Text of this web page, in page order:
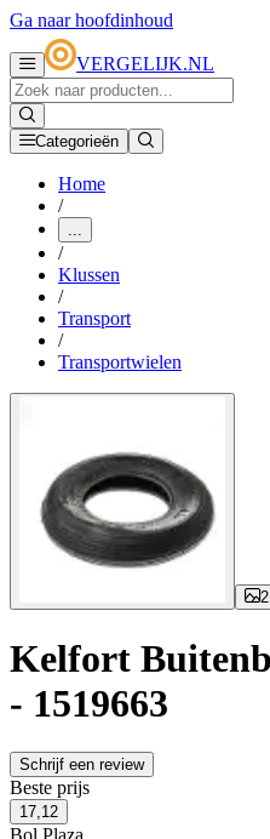
Ga naar hoofdinhoud
VERGELIJK.NL
Categorieën
Home
/
...
/
Klussen
/
Transport
/
Transportwielen
2
Kelfort
- 1519663
Schrijf een review
Beste prijs
17,12